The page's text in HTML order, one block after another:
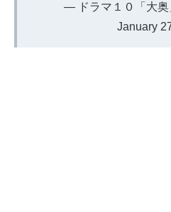
— ドラマ１０「大奥
January